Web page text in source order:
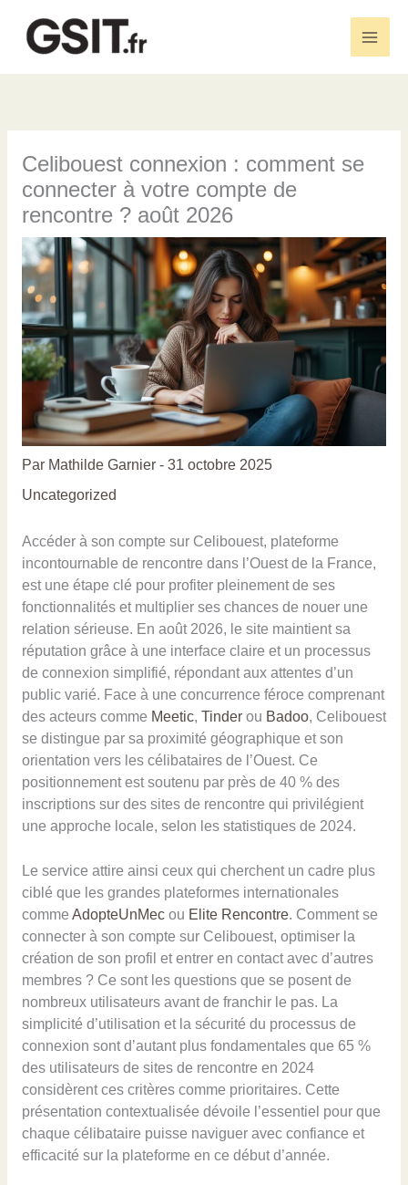
contenu
Main
Celibouest connexion : comment se
connecter à votre compte de
rencontre ? août 2026
Par Mathilde Garnier - 31 octobre 2025
Uncategorized
Accéder à son compte sur Celibouest, plateforme
incontournable de rencontre dans l’Ouest de la France,
est une étape clé pour profiter pleinement de ses
fonctionnalités et multiplier ses chances de nouer une
relation sérieuse. En août 2026, le site maintient sa
réputation grâce à une interface claire et un processus
de connexion simplifié, répondant aux attentes d’un
public varié. Face à une concurrence féroce comprenant
des acteurs comme Meetic, Tinderou Badoo, Celibouest
se distingue par sa proximité géographique et son
orientation vers les célibataires de l’Ouest. Ce
positionnement est soutenu par près de 40 % des
inscriptions sur des sites de rencontre qui privilégient
une approche locale, selon les statistiques de 2024.
Le service attire ainsi ceux qui cherchent un cadre plus
ciblé que les grandes plateformes internationales
comme AdopteUnMecou Elite Rencontre. Comment se
connecter à son compte sur Celibouest, optimiser la
création de son profil et entrer en contact avec d’autres
membres ? Ce sont les questions que se posent de
nombreux utilisateurs avant de franchir le pas. La
simplicité d’utilisation et la sécurité du processus de
connexion sont d’autant plus fondamentales que 65 %
des utilisateurs de sites de rencontre en 2024
considèrent ces critères comme prioritaires. Cette
présentation contextualisée dévoile l’essentiel pour que
chaque célibataire puisse naviguer avec confiance et
efficacité sur la plateforme en ce début d’année.